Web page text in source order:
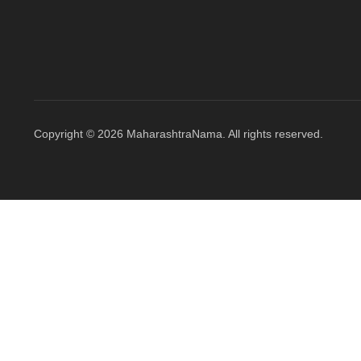
Copyright © 2026 MaharashtraNama. All rights reserved.